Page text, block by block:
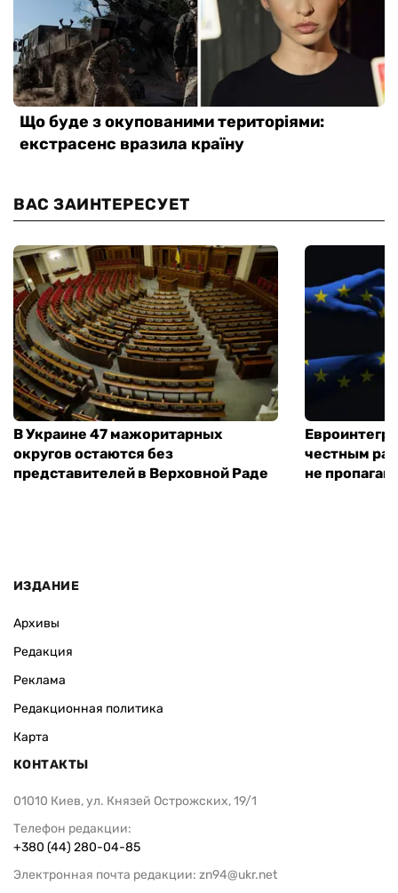
ВАС ЗАИНТЕРЕСУЕТ
В Украине 47 мажоритарных
округов остаются без
представителей в Верховной Раде
честным
не
ИЗДАНИЕ
Архивы
Редакция
Реклама
Редакционная политика
Карта
КОНТАКТЫ
01010 Киев, ул. Князей Острожских, 19/1
Телефон редакции:
+380 (44) 280-04-85
Электронная почта редакции: zn94@ukr.net